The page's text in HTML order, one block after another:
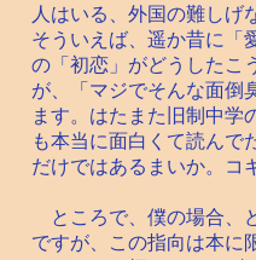
人はいる、外国の難しげ
そういえば、遥か昔に「
の「初恋」がどうしたこ
が、「マジでそんな面倒
ます。はたまた旧制中学
も本当に面白くて読んで
だけではあるまいか。コ
ところで、僕の場合、
ですが、この指向は本に